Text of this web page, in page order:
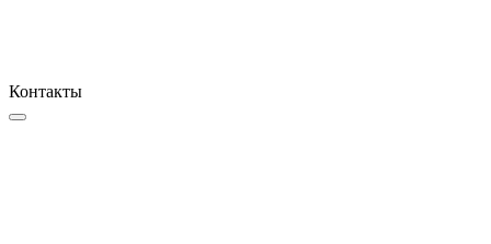
Контакты